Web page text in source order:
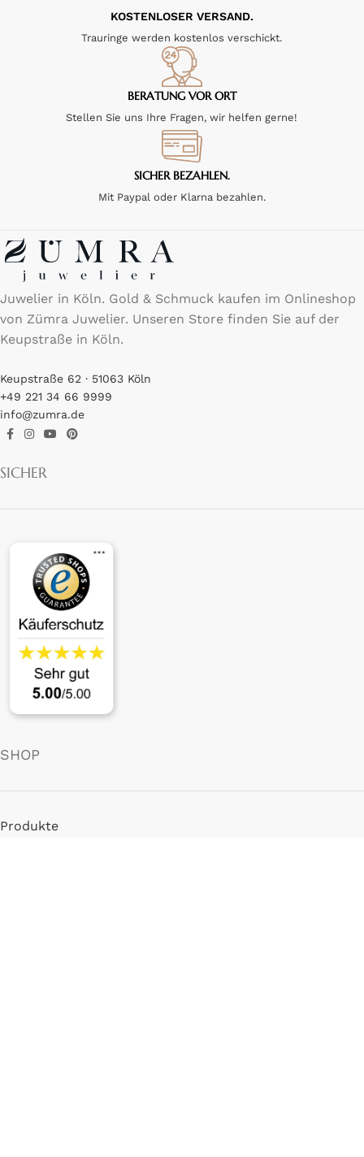
KOSTENLOSER VERSAND.
Trauringe werden kostenlos verschickt.
BERATUNG VOR ORT
Stellen Sie uns Ihre Fragen, wir helfen gerne!
SICHER BEZAHLEN.
Mit Paypal oder Klarna bezahlen.
Juwelier in Köln. Gold & Schmuck kaufen im Onlineshop
von Zümra Juwelier. Unseren Store finden Sie auf der
Keupstraße in Köln.
Keupstraße 62 · 51063 Köln
+49 221 34 66 9999
info@zumra.de
SICHER
SHOP
Produkte